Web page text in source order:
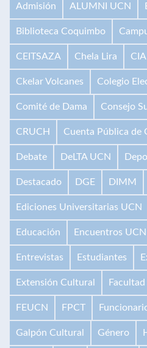
Admisión ALUMNI UCN
Biblioteca Coquimbo
CEITSAZA Chela Lira
Ckelar Volcanes Colegio
Comité de Dama Consejo
CRUCH Cuenta Pública de
Debate DeLTA UCN
Destacado DGE DIMM
Ediciones Universitarias UCN
Educación Encuentros UCN
Entrevistas Estudiantes
Extensión Cultural
FEUCN FPCT
Galpón Cultural Género